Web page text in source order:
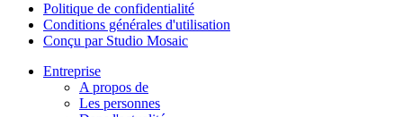
Politique de confidentialité
Conditions générales d'utilisation
Conçu par Studio Mosaic
Entreprise
A propos de
Les personnes